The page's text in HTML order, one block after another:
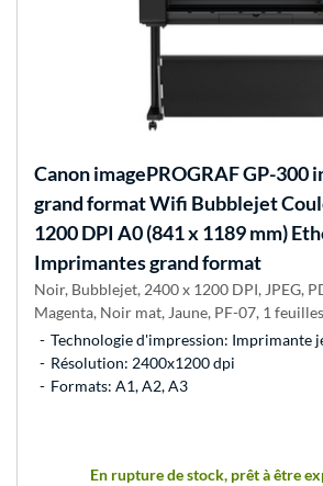
CanonimagePROGRAF GP-300
grand format Wifi Bubblejet
1200 DPI A0 (841 x 1189 mm)
Imprimantes grand format
Noir, Bubblejet, 2400 x 1200 DPI, JPEG,
Magenta, Noir mat, Jaune, PF-07, 1 feuilles
Technologie d'impression: Imprimante
Résolution: 2400x1200 dpi
Formats: A1, A2, A3
En rupture de stock, prêt à être